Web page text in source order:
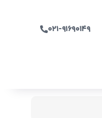
۰۲۱-۹۱۶۹۰۱۴۹